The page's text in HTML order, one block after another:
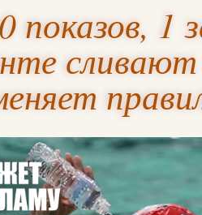
показов, 1